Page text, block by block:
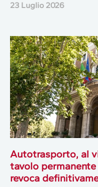
23 Luglio 2026
Autotrasporto, al
tavolo permanente
revoca